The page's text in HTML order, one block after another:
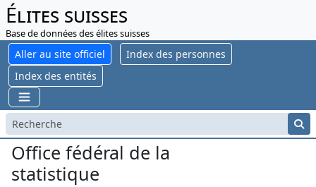
Élites suisses
Base de données des élites suisses
Aller au site officiel
Index des personnes
Index des entités
Office fédéral de la
statistique